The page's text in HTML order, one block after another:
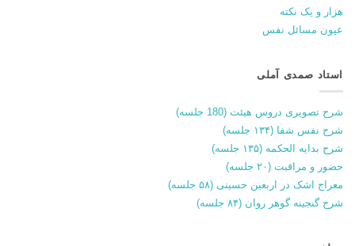
هزار و یک نکته
عیون مسائل نفس
استاد صمدی آملی
شرح تصویری دروس هیئت (180 جلسه)
شرح نفس شفا (۱۳۴ جلسه)
شرح بدایه الحکمه (۱۳۵ جلسه)
حضور و مراقبت (۲۰ جلسه)
معراج اشک در اربعین حسینی (۵۸ جلسه)
شرح گنجینه گوهر روان (۸۴ جلسه)